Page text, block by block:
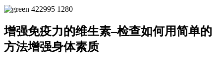
增强免疫力的维生素–检查如何用简单的
方法增强身体素质